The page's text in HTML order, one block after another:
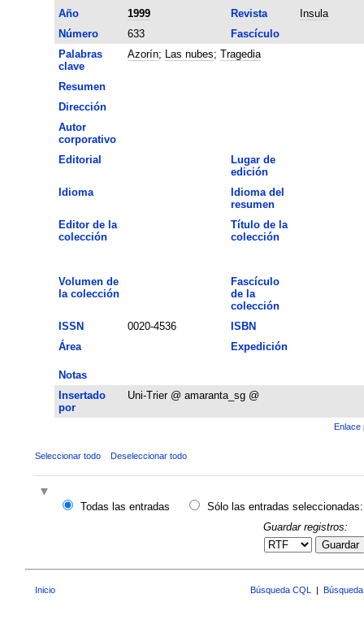
Año
1999 Revista
Insula
Número
633
Fascículo
Palabras
clave
Azorín; Las nubes; Tragedia
Resumen
Dirección
Autor
corporativo
Editorial
Lugar de
edición
Idioma
Idioma del
resumen
Editor de la
colección
Título de la
colección
Volumen de
la colección
Fascículo
de la
colección
ISSN
0020-4536
ISBN
Área
Expedición
Notas
Insertado
por
Uni-Trier @ amaranta_sg @
Enlace
Seleccionar todo Deseleccionar todo
Todas las entradas
Sólo las entradas seleccionadas:
Guardar registros:
Guardar
Inicio Búsqueda CQL